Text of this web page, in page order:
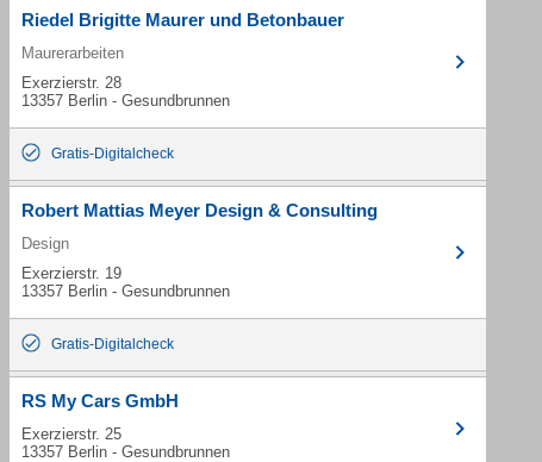
Riedel Brigitte Maurer und Betonbauer
Maurerarbeiten
Exerzierstr. 28
13357 Berlin - Gesundbrunnen
Gratis-Digitalcheck
Robert Mattias Meyer Design & Consulting
Design
Exerzierstr. 19
13357 Berlin - Gesundbrunnen
Gratis-Digitalcheck
RS My Cars GmbH
Exerzierstr. 25
13357 Berlin - Gesundbrunnen